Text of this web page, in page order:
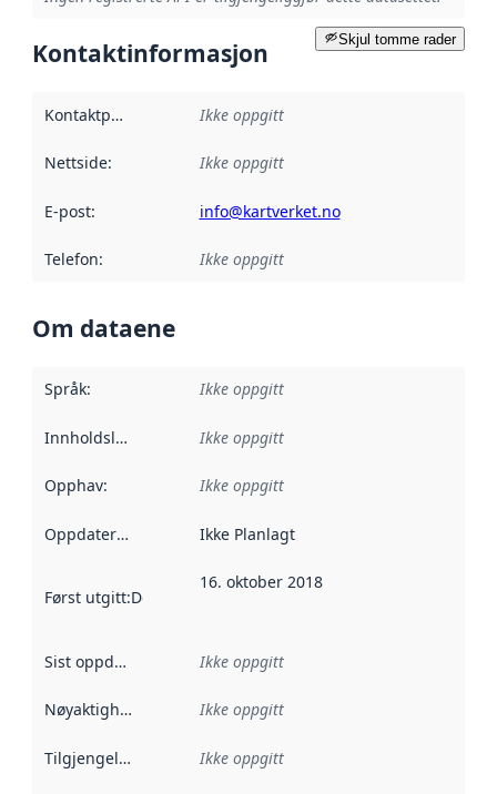
Skjul tomme rader
Kontaktinformasjon
Kontaktpunkt Ikke oppgitt
Nettside: Ikke oppgitt
E-post: info@kartverket.no
Telefon: Ikke oppgitt
Om dataene
Språk: Ikke oppgitt
Innholdsleverandører :
Ikke oppgitt
Opphav: Ikke oppgitt
Oppdateringsfrekvens :
Ikke Planlagt
Først utgitt:Denne datoen sier når dataene i dette
16. oktober 2018
Sist oppdatert Ikke oppgitt
Nøyaktighet Ikke oppgitt
Tilgjengelighet Ikke oppgitt